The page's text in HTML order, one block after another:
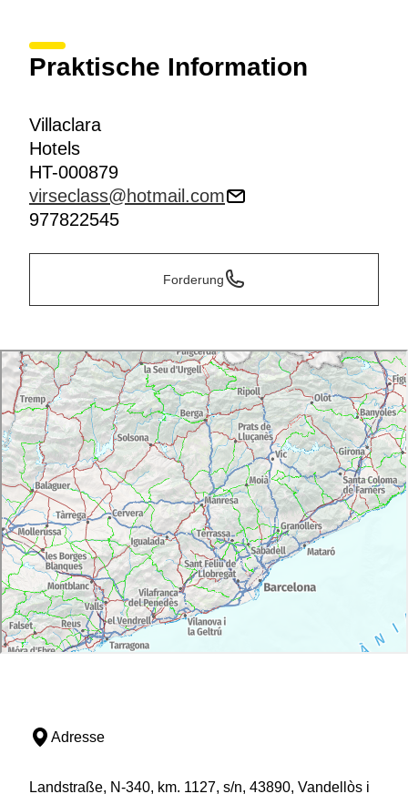
Praktische Information
Villaclara
Hotels
HT-000879
virseclass@hotmail.com
977822545
Forderung
Adresse
Landstraße, N-340, km. 1127, s/n, 43890, Vandellòs i